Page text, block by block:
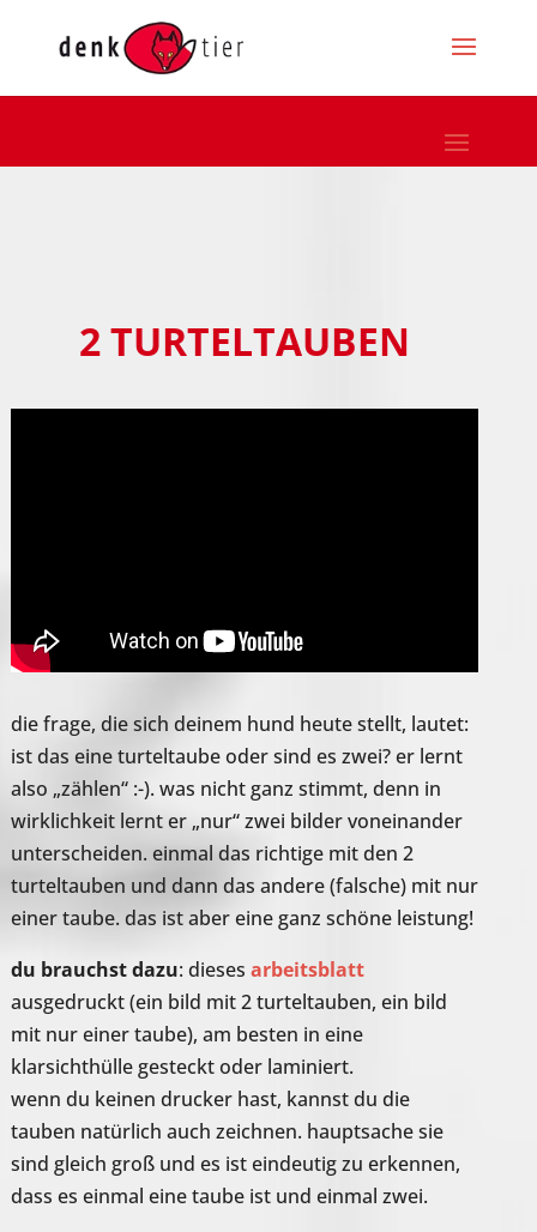
2 TURTELTAUBEN
die frage, die sich deinem hund heute stellt, lautet:
ist das eine turteltaube oder sind es zwei? er lernt
also „zählen“ :-). was nicht ganz stimmt, denn in
wirklichkeit lernt er „nur“ zwei bilder voneinander
unterscheiden. einmal das richtige mit den 2
turteltauben und dann das andere (falsche) mit nur
einer taube. das ist aber eine ganz schöne leistung!
du brauchst dazu: dieses arbeitsblatt
ausgedruckt (ein bild mit 2 turteltauben, ein bild
mit nur einer taube), am besten in eine
klarsichthülle gesteckt oder laminiert.
wenn du keinen drucker hast, kannst du die
tauben natürlich auch zeichnen. hauptsache sie
sind gleich groß und es ist eindeutig zu erkennen,
dass es einmal eine taube ist und einmal zwei.